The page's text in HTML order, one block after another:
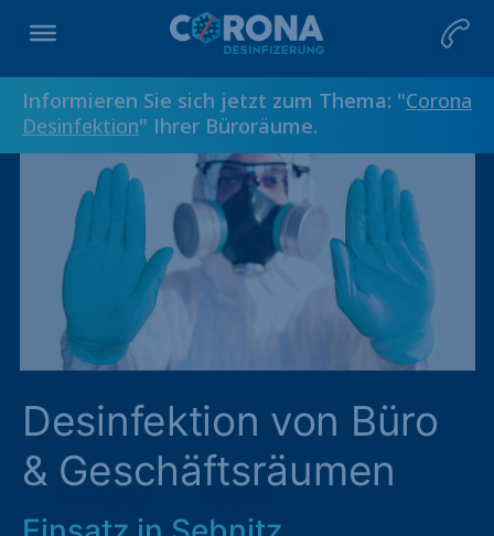
Informieren Sie sich jetzt zum Thema: "Corona
Desinfektion" Ihrer Büroräume.
Desinfektion von Büro
& Geschäftsräumen